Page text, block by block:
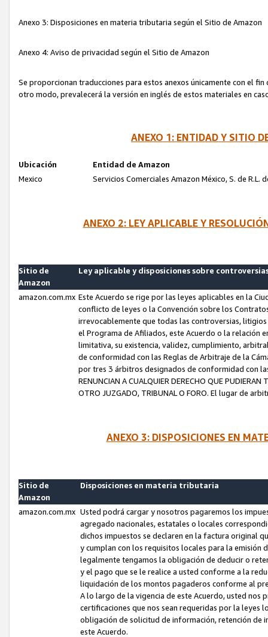
Anexo 3: Disposiciones en materia tributaria según el Sitio de Amazon
Anexo 4: Aviso de privacidad según el Sitio de Amazon
Se proporcionan traducciones para estos anexos únicamente con el
otro modo, prevalecerá la versión en inglés de estos materiales en
ANEXO 1: ENTIDAD Y SITIO
Ubicación
Entidad de Amazon
Mexico
Servicios Comerciales Amazon México, S. de R.L.
ANEXO 2: LEY APLICABLE Y
Sitio de
Amazon
Ley aplicable y disposiciones sobre
amazon.com.mx Este Acuerdo se rige por las leyes aplicables en la
conflicto de leyes o la Convención sobre los
irrevocablemente que todas las controversias,
el Programa de Afiliados, este Acuerdo o la relación
limitativa, su existencia, validez, cumplimiento,
de conformidad con las Reglas de Arbitraje de la
por tres 3 árbitros designados de conformidad con las
RENUNCIAN A CUALQUIER DERECHO QUE
OTRO JUZGADO, TRIBUNAL O FORO. El lugar de
ANEXO 3: DISPOSICIONES EN
Sitio de
Amazon
Disposiciones en materia tributaria
amazon.com.mx Usted podrá cargar y nosotros pagaremos los
agregado nacionales, estatales o locales
dichos impuestos se declaren en la factura original
y cumplan con los requisitos locales para la emisión
legalmente tengamos la obligación de deducir o
y el pago que se le realice a usted conforme a la
liquidación de los montos pagaderos conforme al
A lo largo de la vigencia de este Acuerdo, usted
certificaciones que nos sean requeridas por la leyes
obligación de solicitud de información, retención de
este Acuerdo.